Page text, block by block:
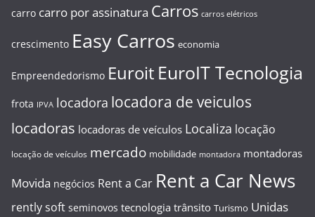
carro carro por assinatura Carros carros elétricos
crescimento Easy Carros economia
Empreendedorismo Euroit EuroIT Tecnologia
frota IPVA locadora locadora de veiculos
locadoras locadoras de veículos Localiza locação
locação de veículos mercado mobilidade montadora montadoras
Movida negócios Rent a Car Rent a Car News
rently soft seminovos tecnologia trânsito Turismo Unidas